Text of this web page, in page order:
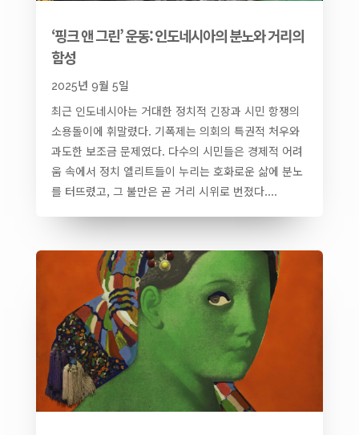
‘핑크 앤 그린’ 운동: 인도네시아의 분노와 거리의
함성
2025년 9월 5일
최근 인도네시아는 거대한 정치적 긴장과 시민 항쟁의
소용돌이에 휘말렸다. 기폭제는 의회의 특권적 처우와
과도한 보조금 문제였다. 다수의 시민들은 경제적 어려
움 속에서 정치 엘리트들이 누리는 호화로운 삶에 분노
를 터뜨렸고, 그 불만은 곧 거리 시위로 번졌다....